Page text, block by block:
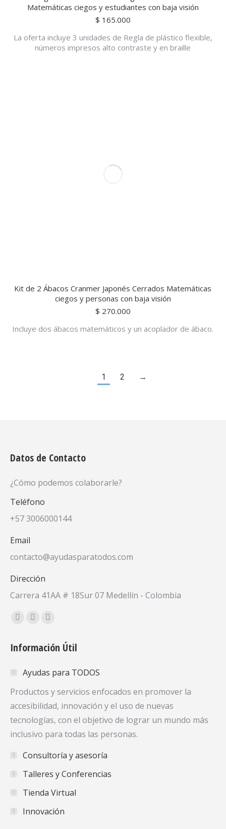
Matemáticas ciegos y estudiantes con baja visión
$ 165.000
La oferta incluye 3 unidades de Regla de plástico flexible,
números impresos alto contraste y en braille
Kit de 2 Ábacos Cranmer Japonés Cerrados Matemáticas
ciegos y personas con baja visión
$ 270.000
Incluye dos ábacos matemáticos y un acoplador de ábaco.
1 2 →
Datos de Contacto
¿Cómo podemos colaborarle?
Teléfono
+57 3006000144
Email
contacto@ayudasparatodos.com
Dirección
Carrera 41AA # 18Sur 07 Medellín - Colombia
Encuéntranos en:
Facebook
opens
new
window
X
opens
new
window
YouTube
opens
new
window
Información Útil
Ayudas para TODOS
Productos y servicios enfocados en promover la
accesibilidad, innovación y el uso de nuevas
tecnologías, con el objetivo de lograr un mundo más
inclusivo para todas las personas.
Consultoría y asesoría
Talleres y Conferencias
Tienda Virtual
Innovación